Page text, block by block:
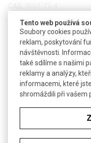
CAS: 9001-73-4
Technické parametry
Bezp. věty
Teplota skladování
Soubory ke stažení
Objednávková tabulka
Tento web používá
Soubory cookies
reklam, poskytování
návštěvnosti.
také sdílíme s našimi
reklamy a analýzy,
informacemi, které
shromáždili při vašem